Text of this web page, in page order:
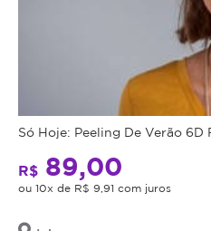
Só Hoje: Peeling De Verão 6D
R$ 89,00
ou 10x de R$ 9,91 com juros